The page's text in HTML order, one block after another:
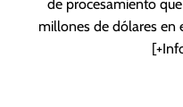
de procesamiento
millones de dólares en